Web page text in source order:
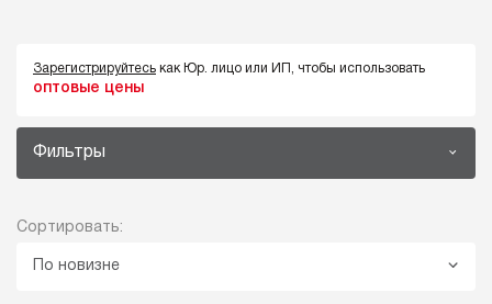
Зарегистрируйтесь как Юр. лицо или ИП, чтобы использовать
оптовые цены
Фильтры
Сортировать:
По новизне